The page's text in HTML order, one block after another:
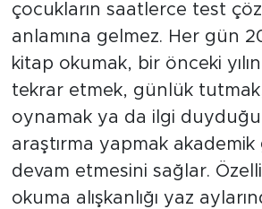
çocukların saatlerce test
anlamına gelmez. Her gün
kitap okumak, bir önceki yılın
tekrar etmek, günlük
oynamak ya da ilgi
araştırma yapmak akademik
devam etmesini sağlar.
okuma alışkanlığı yaz